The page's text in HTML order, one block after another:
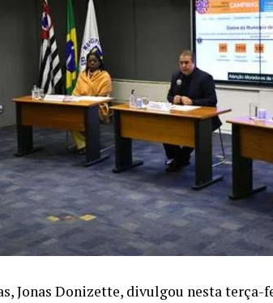
Jonas Donizette, divulgou nesta terça-